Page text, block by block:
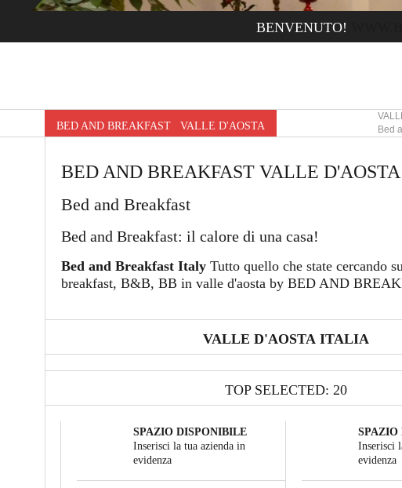
BENVENUTO!
BED AND BREAKFAST VALLE D'AOSTA
Bed
BED AND BREAKFAST VALLE D'AOSTA
Bed and Breakfast
Bed and Breakfast: il calore di una casa!
Bed and Breakfast ItalyTutto quello che state cercando
breakfast, B&B, BB in valle d'aosta by BED AND
VALLE D'AOSTA ITALIA
TOP SELECTED: 20
SPAZIO DISPONIBILE
Inserisci la tua azienda in
evidenza
SPAZIO
Inserisci
evidenza